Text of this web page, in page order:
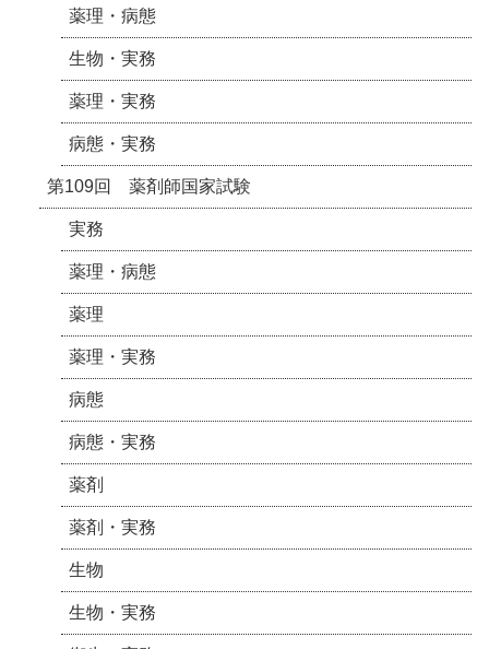
薬理・病態
生物・実務
薬理・実務
病態・実務
第109回 薬剤師国家試験
実務
薬理・病態
薬理
薬理・実務
病態
病態・実務
薬剤
薬剤・実務
生物
生物・実務